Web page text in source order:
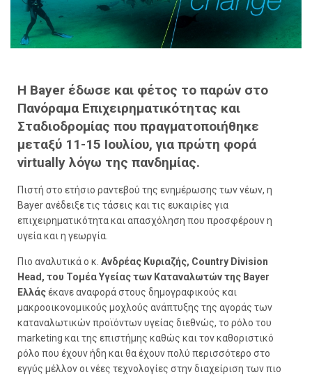
H Bayer έδωσε και φέτος το παρών στο
Πανόραμα Επιχειρηματικότητας και
Σταδιοδρομίας που πραγματοποιήθηκε
μεταξύ 11-15 Ιουλίου, για πρώτη φορά
virtually λόγω της πανδημίας.
Πιστή στο ετήσιο ραντεβού της ενημέρωσης των νέων, η
Bayer ανέδειξε τις τάσεις και τις ευκαιρίες για
επιχειρηματικότητα και απασχόληση που προσφέρουν η
υγεία και η γεωργία.
Πιο αναλυτικά ο κ. Ανδρέας Κυριαζής, Country Division
Head, του Τομέα Υγείας των Καταναλωτών της Bayer
Ελλάςέκανε αναφορά στους δημογραφικούς και
μακροοικονομικούς μοχλούς ανάπτυξης της αγοράς των
καταναλωτικών προϊόντων υγείας διεθνώς, το ρόλο του
marketing και της επιστήμης καθώς και τον καθοριστικό
ρόλο που έχουν ήδη και θα έχουν πολύ περισσότερο στο
εγγύς μέλλον οι νέες τεχνολογίες στην διαχείριση των πιο